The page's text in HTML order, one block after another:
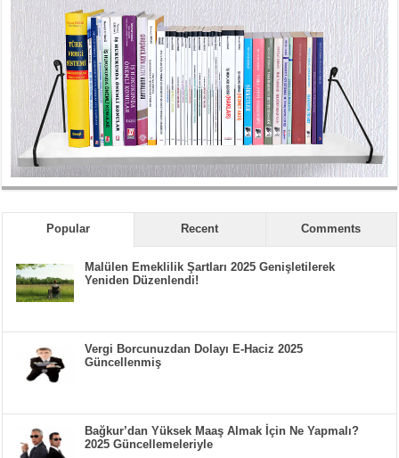
Popular Recent Comments
Malülen Emeklilik Şartları 2025 Genişletilerek
Yeniden Düzenlendi!
Vergi Borcunuzdan Dolayı E-Haciz 2025
Güncellenmiş
Bağkur’dan Yüksek Maaş Almak İçin Ne Yapmalı?
2025 Güncellemeleriyle